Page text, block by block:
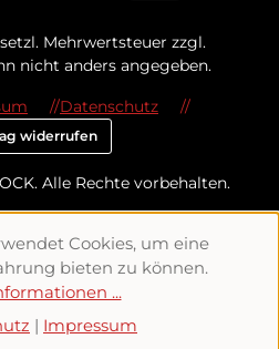
Mehrwertsteuer zzgl.
nicht anders angegeben.
Alle Rechte vorbehalten.
Datenschutz
widerrufen
Cookies, um eine
bieten zu können.
...
| Impressum